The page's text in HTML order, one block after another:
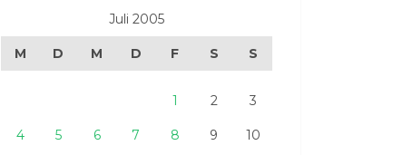
Juli 2005
M D M D F S S
1 2 3
4 5 6 7 8 9 10